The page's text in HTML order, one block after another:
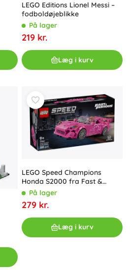
LEGO Editions Lionel Messi –
fodboldøjeblikke
På lager
219 kr.
Læg i kurv
LEGO Speed Champions
Honda S2000 fra Fast &
Furious-filmen
På lager
279 kr.
Læg i kurv